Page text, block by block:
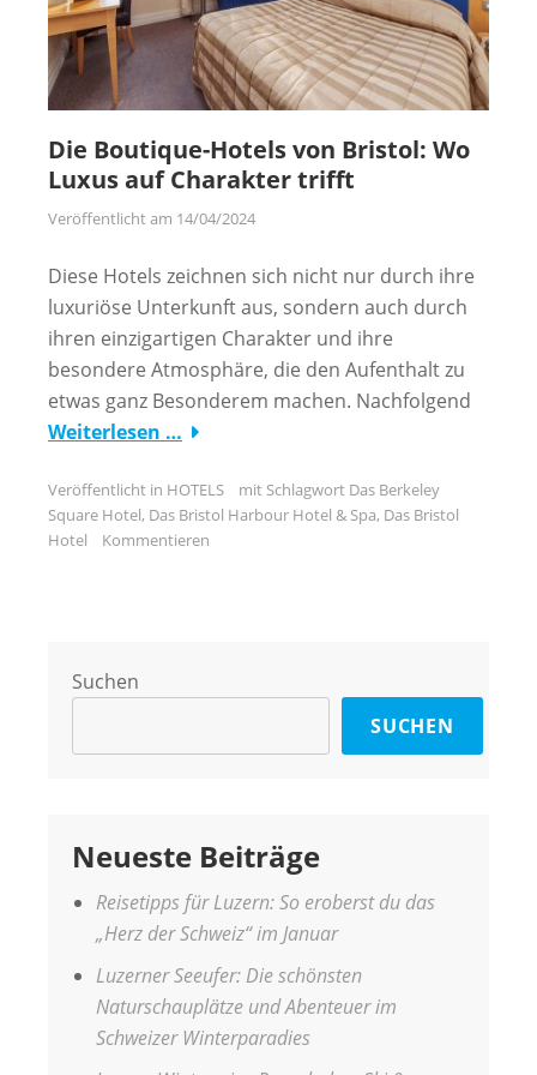
Die Boutique-Hotels von Bristol: Wo
Luxus auf Charakter trifft
Veröffentlicht am 14/04/2024
Diese Hotels zeichnen sich nicht nur durch ihre
luxuriöse Unterkunft aus, sondern auch durch
ihren einzigartigen Charakter und ihre
besondere Atmosphäre, die den Aufenthalt zu
etwas ganz Besonderem machen. Nachfolgend
Weiterlesen …
Veröffentlicht in HOTELS mit Schlagwort Das Berkeley
Square Hotel, Das Bristol Harbour Hotel & Spa, Das Bristol
Hotel
Kommentieren
Suchen
SUCHEN
Neueste Beiträge
Reisetipps für Luzern: So eroberst du das
„Herz der Schweiz“ im Januar
Luzerner Seeufer: Die schönsten
Naturschauplätze und Abenteuer im
Schweizer Winterparadies